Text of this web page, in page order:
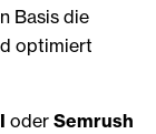
Basis die
optimiert
oder Semrush